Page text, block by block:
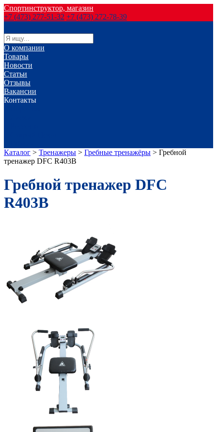
Спортинструктор, магазин
+7 (473) 277-51-32 +7 (473) 272-78-39
О компании
Товары
Новости
Статьи
Отзывы
Вакансии
Контакты
Каталог > Тренажеры > Гребные тренажёры > Гребной
тренажер DFC R403B
Гребной тренажер DFC
R403B